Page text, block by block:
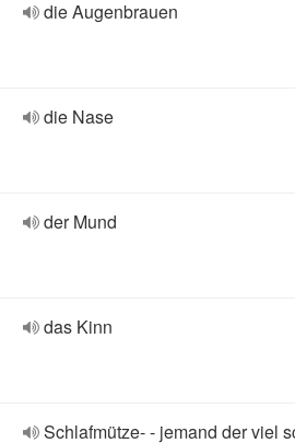
die Augenbrauen
die Nase
der Mund
das Kinn
Schlafmütze- - jemand der viel